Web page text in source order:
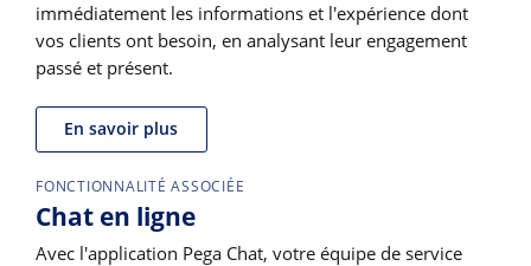
immédiatement les informations et l'expérience dont
vos clients ont besoin, en analysant leur engagement
passé et présent.
En savoir plus
FONCTIONNALITÉ ASSOCIÉE
Chat en ligne
Avec l'application Pega Chat, votre équipe de service